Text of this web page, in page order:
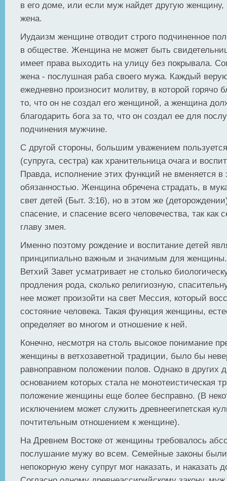
в его доме, или если муж найдет другую женщину,
жена.
Иудаизм женщине отводит строго подчиненное
в обществе. Женщина не может быть
имеет права выходить на улицу без покрывала.
жена - послушная раба своего мужа. Каждый
ежедневно произносит молитву, в которой горячо
то, что он не создал его женщиной, а женщина
благодарить бога за то, что он создал ее для
подчинения мужчине.
С другой стороны, большим уважением
(супруга, сестра) как хранительница очага и
Правда, исполнение этих функций не вменяется в
обязанностью. Женщина обречена страдать, в
свет детей (Быт. 3:16), но в этом же
спасение, и спасение всего человечества, так как
главу змея.
Именно поэтому рождение и воспитание детей
принципиально важным и значимым для
Ветхий Завет усматривает не столько
продления рода, сколько религиозную,
нее может произойти на свет Мессия, который
состояние человека. Такая функция женщины,
определяет во многом и отношение к ней.
Конечно, несмотря на столь высокое понимание
женщины в ветхозаветной традиции, было бы
равноправном положении полов. Однако в других
основанием которых стала не монотеистическая
положение женщины еще более бесправно. (В
исключением может служить древнеегипетская
почтительным отношением к женщине).
На Древнем Востоке от женщины требовалось
послушание мужу во всем. Семейные законы
непокорную жену супруг мог наказать, и наказать